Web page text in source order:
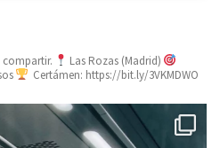
compartir.
Las Rozas (Madrid)
Certámen: https://bit.ly/3VKMDWO